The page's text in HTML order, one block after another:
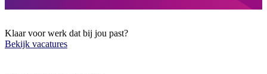
Klaar voor werk dat bij jou past?
Bekijk vacatures